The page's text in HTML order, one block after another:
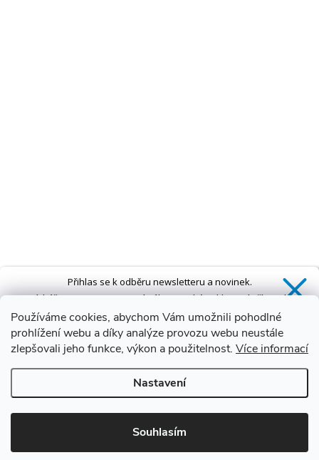
Používáme cookies, abychom Vám umožnili pohodlné
prohlížení webu a díky analýze provozu webu neustále
zlepšovali jeho funkce, výkon a použitelnost. Více informací
Nastavení
Souhlasím
Přihlas se k odběru newsletteru a novinek.
ZískášSLEVU 5 %na první nákup a také exkluzivní přístup k
novinkám, slevám a dalším speciálním nabídkám.*
Ano, chci se přihlásit
Zásady zpracování osobních údajů
*Sleva neplatí na vany s dvířky AVO a VOVO